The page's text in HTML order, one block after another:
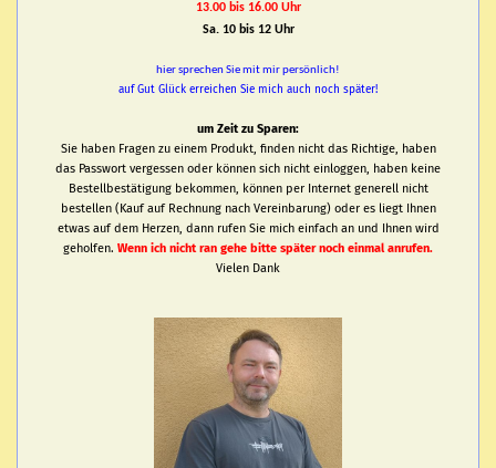
13.00 bis 16.00 Uhr
Sa. 10 bis 12 Uhr
hier sprechen Sie mit mir persönlich!
auf Gut Glück erreichen Sie mich auch noch später!
um Zeit zu Sparen:
Sie haben Fragen zu einem Produkt, finden nicht das Richtige, haben
das Passwort vergessen oder können sich nicht einloggen, haben keine
Bestellbestätigung bekommen, können per Internet generell nicht
bestellen (Kauf auf Rechnung nach Vereinbarung) oder es liegt Ihnen
etwas auf dem Herzen, dann rufen Sie mich einfach an und Ihnen wird
geholfen. Wenn ich nicht ran gehe bitte später noch einmal anrufen.
Vielen Dank